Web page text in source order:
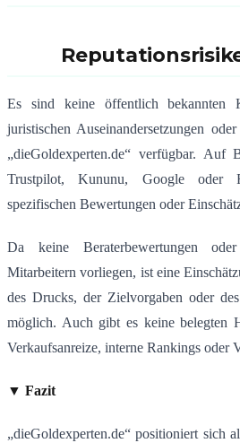
Es sind keine öffentlich bekannten
juristischen Auseinandersetzungen
„dieGoldexperten.de“ verfügbar. Auf
Trustpilot, Kununu, Google oder
spezifischen Bewertungen oder
Da keine Beraterbewertungen
Mitarbeitern vorliegen, ist eine
des Drucks, der Zielvorgaben oder
möglich. Auch gibt es keine belegten
Verkaufsanreize, interne Rankings oder
▼ Fazit
„dieGoldexperten.de“ positioniert sich